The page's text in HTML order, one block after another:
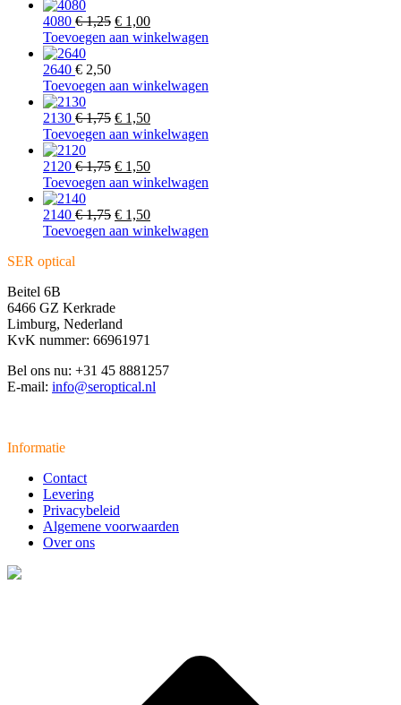
4080 €1,25 Oorspronkelijke
prijs
€ 1,00Huidige
prijs
Toevoegen aan winkelwagen
2640 € 2,50
Toevoegen aan winkelwagen
2130 €1,75 Oorspronkelijke
prijs
€ 1,75.
€ 1,50Huidige
prijs
€ 1,50.
Toevoegen aan winkelwagen
2120 €1,75 Oorspronkelijke
prijs
€ 1,75.
€ 1,50Huidige
prijs
€ 1,50.
Toevoegen aan winkelwagen
2140 €1,75 Oorspronkelijke
prijs
€ 1,50Huidige
prijs
Toevoegen aan winkelwagen
SER optical
Beitel 6B
6466 GZ Kerkrade
Limburg, Nederland
KvK nummer: 66961971
Bel ons nu: +31 45 8881257
E-mail: info@seroptical.nl
Informatie
Contact
Levering
Privacybeleid
Algemene voorwaarden
Over ons